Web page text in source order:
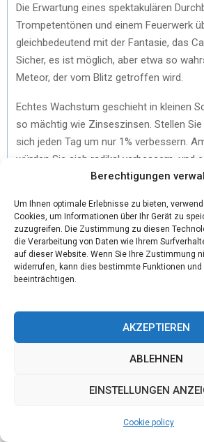
Berechtigungen
Um Ihnen optimale Erlebnisse zu bieten,
Cookies, um Informationen über Ihr Gerät zu
zuzugreifen. Die Zustimmung zu diesen
die Verarbeitung von Daten wie Ihrem
auf dieser Website. Wenn Sie Ihre Zustimmung
widerrufen, kann dies bestimmte Funktionen und
beeinträchtigen.
AKZEPTIEREN
ABLEHNEN
EINSTELLUNGEN
Cookie policy
Die Erwartung eines spektakulären
Trompetentönen und einem Feuerwerk
gleichbedeutend mit der Fantasie, das
Sicher, es ist möglich, aber etwa so
Meteor, der vom Blitz getroffen wird.
Echtes Wachstum geschieht in kleinen
so mächtig wie Zinseszinsen. Stellen
sich jeden Tag um nur 1% verbessern.
würden Sie sich radikal verbessern, und
Durchbruch aussehen.
3. Dehnbare Ziele
Dehnbare Ziele sind ehrgeizige Ziele, die
am Rande der Kluft zu stehen… und sich
hineinzulehnen. Das Schieben von
beliebt.
Aber es ist wichtig zu wissen, wann
strebt und wann man sich an
wir intuitiv wissen: dass Unternehmen,
sollten. Diejenigen, die dies tun, jagen